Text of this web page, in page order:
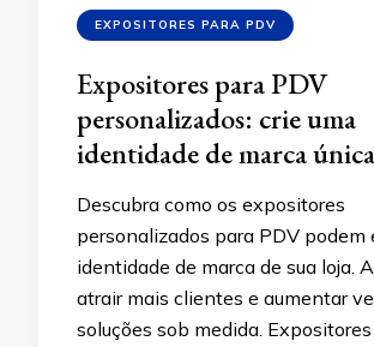
EXPOSITORES PARA PDV
Expositores para PDV
personalizados: crie uma
identidade de marca única
Descubra como os expositores
personalizados para PDV podem
identidade de marca de sua loja.
atrair mais clientes e aumentar
soluções sob medida.